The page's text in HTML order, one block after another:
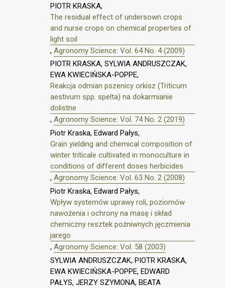
PIOTR KRASKA,
The residual effect of undersown crops
and nurse crops on chemical properties of
light soil
, Agronomy Science: Vol. 64 No. 4 (2009)
PIOTR KRASKA, SYLWIA ANDRUSZCZAK,
EWA KWIECIŃSKA-POPPE,
Reakcja odmian pszenicy orkisz (Triticum
aestivum spp. spelta) na dokarmianie
dolistne
, Agronomy Science: Vol. 74 No. 2 (2019)
Piotr Kraska, Edward Pałys,
Grain yielding and chemical composition of
winter triticale cultivated in monoculture in
conditions of different doses herbicides
, Agronomy Science: Vol. 63 No. 2 (2008)
Piotr Kraska, Edward Pałys,
Wpływ systemów uprawy roli, poziomów
nawożenia i ochrony na masę i skład
chemiczny resztek pożniwnych jęczmienia
jarego
, Agronomy Science: Vol. 58 (2003)
SYLWIA ANDRUSZCZAK, PIOTR KRASKA,
EWA KWIECIŃSKA-POPPE, EDWARD
PAŁYS, JERZY SZYMONA, BEATA